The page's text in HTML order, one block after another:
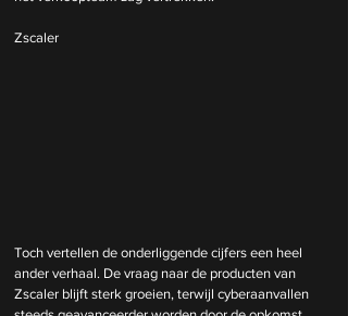
Zscaler
Toch vertellen de onderliggende cijfers een heel
ander verhaal. De vraag naar de producten van
Zscaler blijft sterk groeien, terwijl cyberaanvallen